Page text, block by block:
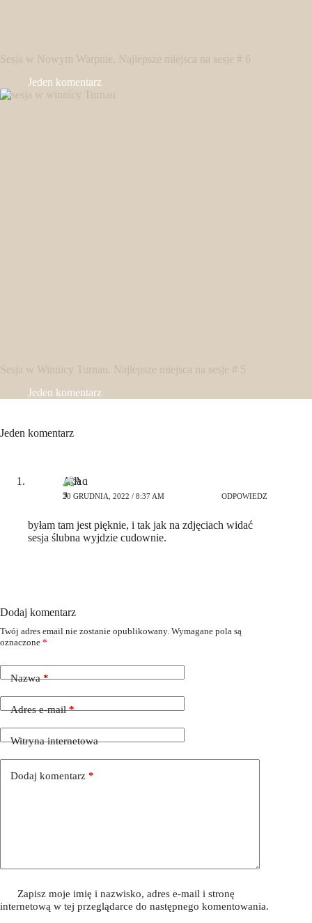
Sesja w Nowym Warpnie. Najlepsze miejsca na sesje # 6
Jeden komentarz
Sesja w Winnicy Turnau. Najlepsze miejsca na sesje # 5
Jeden komentarz
Jeden komentarz
Ada
20 GRUDNIA, 2022 / 8:37 AM ODPOWIEDZ
byłam tam jest pięknie, i tak jak na zdjęciach widać
sesja ślubna wyjdzie cudownie.
Dodaj komentarz
Twój adres email nie zostanie opublikowany. Wymagane pola są
oznaczone *
Nazwa*
Adres e-mail*
Witryna internetowa
Dodaj komentarz *
Zapisz moje imię i nazwisko, adres e-mail i stronę
internetową w tej przeglądarce do następnego komentowania.